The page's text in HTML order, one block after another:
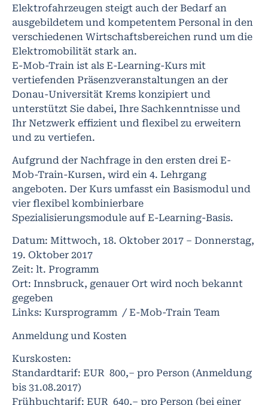
Elektrofahrzeugen steigt auch der Bedarf an
ausgebildetem und kompetentem Personal in den
verschiedenen Wirtschaftsbereichen rund um die
Elektromobilität stark an.
E-Mob-Train ist als E-Learning-Kurs mit
vertiefenden Präsenzveranstaltungen an der
Donau-Universität Krems konzipiert und
unterstützt Sie dabei, Ihre Sachkenntnisse und
Ihr Netzwerk effizient und flexibel zu erweitern
und zu vertiefen.
Aufgrund der Nachfrage in den ersten drei E-
Mob-Train-Kursen, wird ein 4. Lehrgang
angeboten. Der Kurs umfasst ein Basismodul und
vier flexibel kombinierbare
Spezialisierungsmodule auf E-Learning-Basis.
Datum: Mittwoch, 18. Oktober 2017 – Donnerstag,
19. Oktober 2017
Zeit: lt. Programm
Ort: Innsbruck, genauer Ort wird noch bekannt
gegeben
Links: Kursprogramm / E-Mob-Train Team
Anmeldung und Kosten
Kurskosten:
Standardtarif: EUR 800,– pro Person (Anmeldung
bis 31.08.2017)
Frühbuchtarif: EUR 640,– pro Person (bei einer